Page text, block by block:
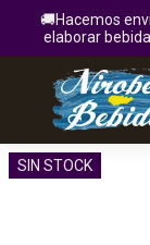
🚚Hacemos
elaborar
SIN STOCK